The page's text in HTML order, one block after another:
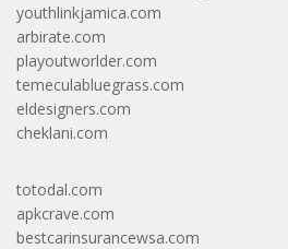
youthlinkjamica.com
arbirate.com
playoutworlder.com
temeculabluegrass.com
eldesigners.com
cheklani.com
totodal.com
apkcrave.com
bestcarinsurancewsa.com